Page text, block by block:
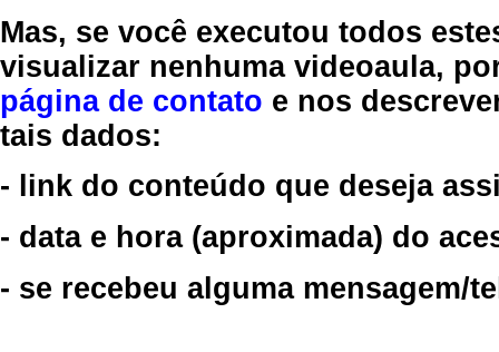
Mas, se você executou todos
visualizar nenhuma videoaula,
página de contato e nos
tais dados:
- link do conteúdo que deseja
- data e hora (aproximada) do
- se recebeu alguma mensagem/